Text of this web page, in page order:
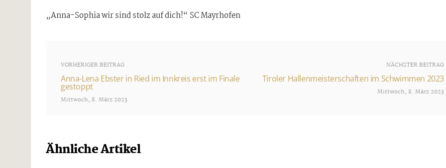
„Anna-Sophia wir sind stolz auf dich!“ SC Mayrhofen
VORHERIGER BEITRAG
Anna-Lena Ebster in Ried im Innkreis erst im Finale
gestoppt
Mittwoch, 8. März 2023
NÄCHSTER BEITRAG
Tiroler Hallenmeisterschaften im Schwimmen 2023
Mittwoch, 8. März 2023
Ähnliche Artikel